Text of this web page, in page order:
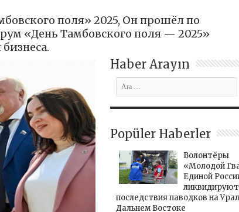
поля» 2025, Он прошёл по
«День Тамбовского поля — 2025»
Haber Arayın
Popüler Haberler
Волонтёры
«Молодой
Единой
ликвидируют
последствия паводков на
Дальнем Востоке